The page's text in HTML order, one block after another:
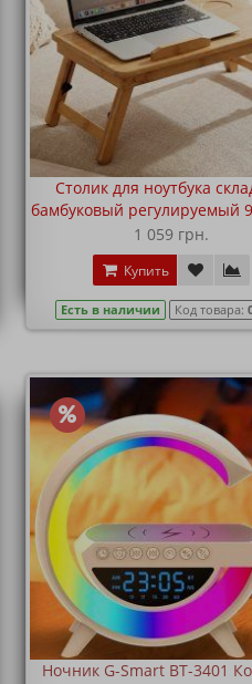
Столик для ноутбука
бамбуковый регулируемый
1 059 грн.
Купить
Есть в наличии Код товара:
Ночник G-Smart BT-3401